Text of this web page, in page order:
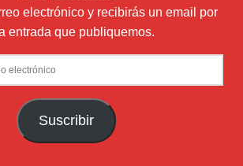
electrónico y recibirás un email por
entrada que publiquemos.
Suscribir